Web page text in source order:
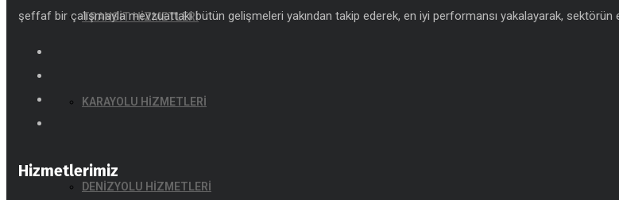
TRANSİT HİZMETLERİ
KARAYOLU HİZMETLERİ
DENİZYOLU HİZMETLERİ
şeffaf bir çalışmayla mevzuattaki bütün gelişmeleri yakından takip ederek, en iyi performansı yakalayarak, sektörün
Hizmetlerimiz